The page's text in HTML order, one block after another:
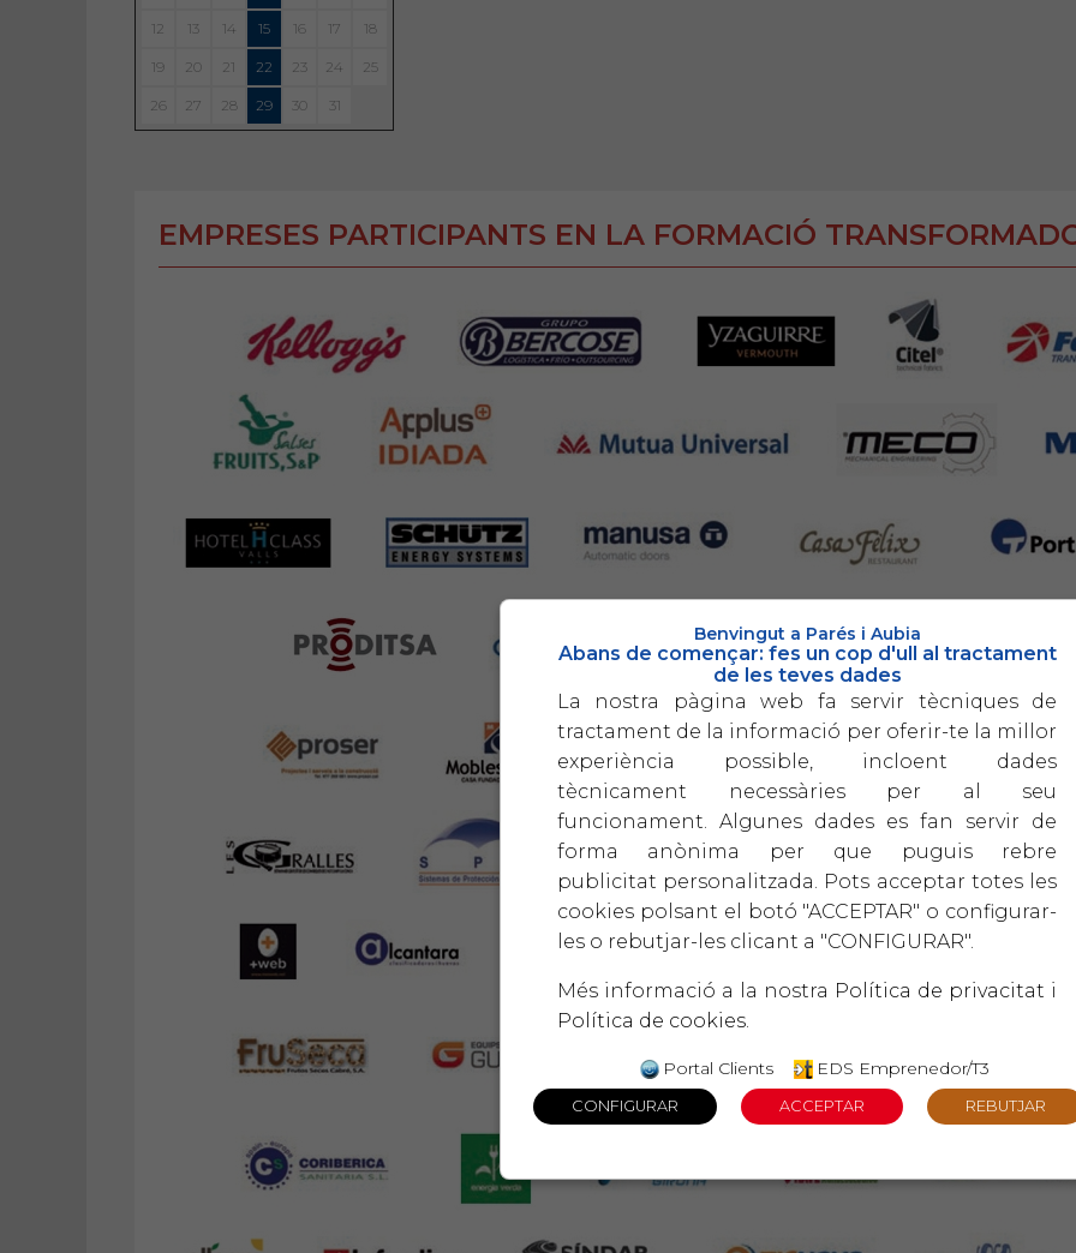
12 13 14 15 16 17 18
19 20 21 22 23 24 25
26 27 28 29 30 31
EMPRESES PARTICIPANTS EN LA FORMACIÓ
Benvingut a Parés i Aubia
Abans de començar: fes un cop d'ull al tractament
de les teves dades
La nostra pàgina web fa servir tècniques de
tractament de la informació per oferir-te la millor
experiència possible, incloent dades
tècnicament necessàries per al seu
funcionament. Algunes dades es fan servir de
forma anònima per que puguis rebre
publicitat personalitzada. Pots acceptar totes les
cookies polsant el botó "ACCEPTAR" o configurar-
les o rebutjar-les clicant a "CONFIGURAR".
Més informació a la nostra Política de privacitat i
Política de cookies.
Portal Clients EDS Emprenedor/T3